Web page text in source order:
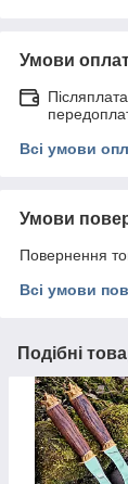
Умови
Всі умови
Умови
Повернення
Всі умови
Подібні